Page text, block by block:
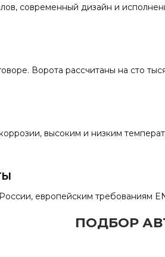
современный дизайн и
Ворота рассчитаны на сто
высоким и низким
европейским требованиям
ПОДБОР